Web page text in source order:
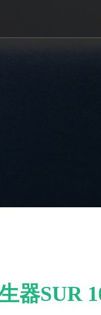
高压冲击测试仪
器SUR